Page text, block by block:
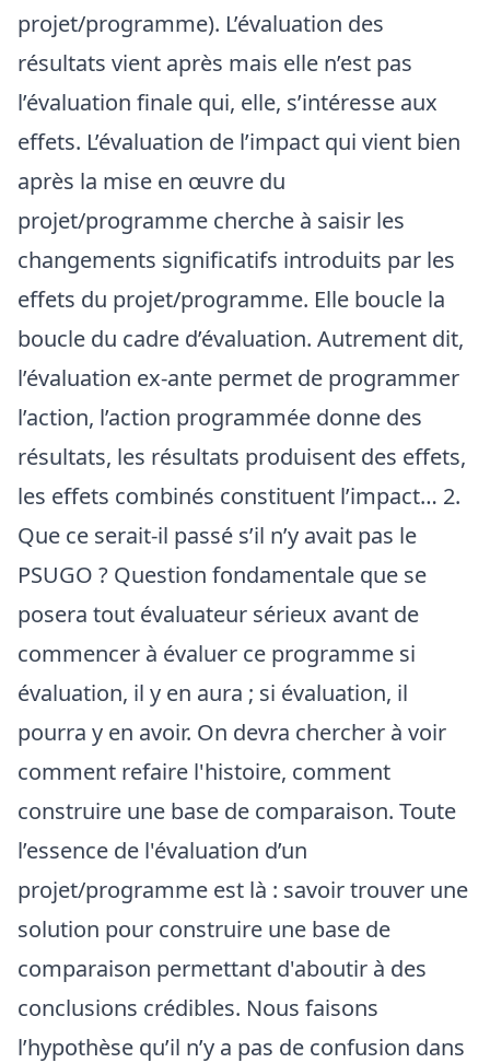
projet/programme). L’évaluation des
résultats vient après mais elle n’est pas
l’évaluation finale qui, elle, s’intéresse aux
effets. L’évaluation de l’impact qui vient bien
après la mise en œuvre du
projet/programme cherche à saisir les
changements significatifs introduits par les
effets du projet/programme. Elle boucle la
boucle du cadre d’évaluation. Autrement dit,
l’évaluation ex-ante permet de programmer
l’action, l’action programmée donne des
résultats, les résultats produisent des effets,
les effets combinés constituent l’impact… 2.
Que ce serait-il passé s’il n’y avait pas le
PSUGO ? Question fondamentale que se
posera tout évaluateur sérieux avant de
commencer à évaluer ce programme si
évaluation, il y en aura ; si évaluation, il
pourra y en avoir. On devra chercher à voir
comment refaire l'histoire, comment
construire une base de comparaison. Toute
l’essence de l'évaluation d’un
projet/programme est là : savoir trouver une
solution pour construire une base de
comparaison permettant d'aboutir à des
conclusions crédibles. Nous faisons
l’hypothèse qu’il n’y a pas de confusion dans